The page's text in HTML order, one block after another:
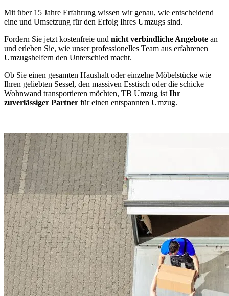
Mit über 15 Jahre Erfahrung wissen wir genau, wie entscheidend
eine und Umsetzung für den Erfolg Ihres Umzugs sind.
Fordern Sie jetzt kostenfreie und nicht verbindliche Angebote an
und erleben Sie, wie unser professionelles Team aus erfahrenen
Umzugshelfern den Unterschied macht.
Ob Sie einen gesamten Haushalt oder einzelne Möbelstücke wie
Ihren geliebten Sessel, den massiven Esstisch oder die schicke
Wohnwand transportieren möchten, TB Umzug ist Ihr
zuverlässiger Partner für einen entspannten Umzug.